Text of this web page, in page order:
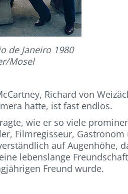
de Janeiro 1980
Mosel
Richard von
hatte, ist fast endlos.
wie er so viele
Filmregisseur,
auf Augenhöhe,
lebenslange
Freund wurde.